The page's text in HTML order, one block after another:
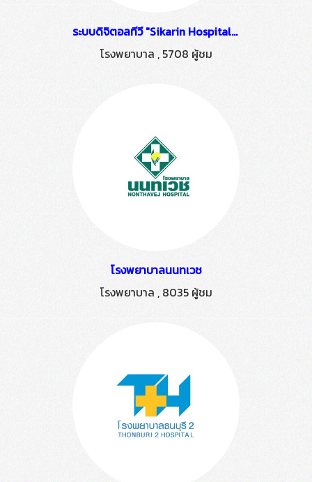
ระบบดิจิตอลทีวี "Sikarin Hospital" ติดตั้งโดย HSTN
โรงพยาบาล , 5708 ผู้ชม
โรงพยาบาลนนทเวช
โรงพยาบาล , 8035 ผู้ชม